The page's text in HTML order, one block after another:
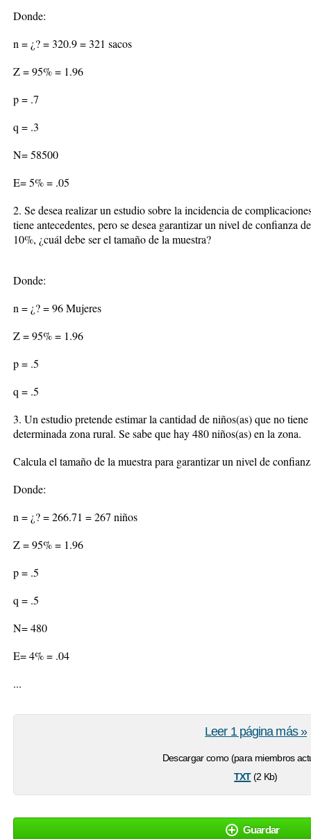
Donde:
n = ¿? = 320.9 = 321 sacos
Z = 95% = 1.96
p = .7
q = .3
N= 58500
E= 5% = .05
2. Se desea realizar un estudio sobre la incidencia de
tiene antecedentes, pero se desea garantizar un nivel de confianza
10%, ¿cuál debe ser el tamaño de la muestra?
Donde:
n = ¿? = 96 Mujeres
Z = 95% = 1.96
p = .5
q = .5
3. Un estudio pretende estimar la cantidad de niños(as) que no
determinada zona rural. Se sabe que hay 480 niños(as) en la zona.
Calcula el tamaño de la muestra para garantizar un nivel de
Donde:
n = ¿? = 266.71 = 267 niños
Z = 95% = 1.96
p = .5
q = .5
N= 480
E= 4% = .04
...
Descargar como (para miembros
txt(2 Kb)
Leer 1 página más »
Guardar